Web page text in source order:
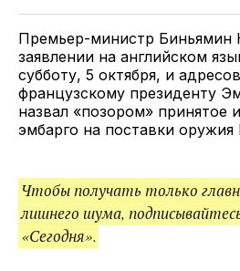
TwitterFacebookTelegramподелитесь
ссылкой
Премьер-министр Биньямин
заявлении на английском
субботу, 5 октября, и
французскому президенту
назвал «позором» принятое
эмбарго на поставки
Чтобы получать только
лишнего шума,
«Сегодня».